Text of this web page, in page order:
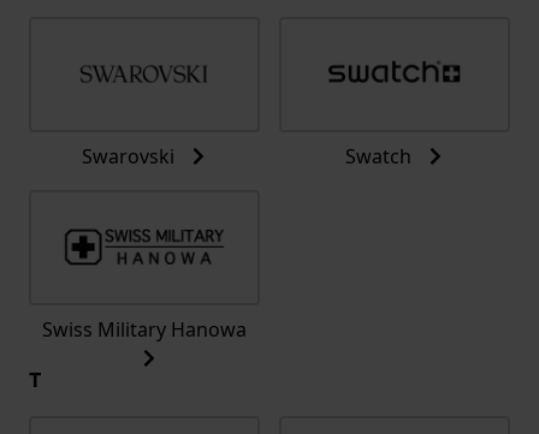
Swarovski Swatch
Swiss Military Hanowa
T